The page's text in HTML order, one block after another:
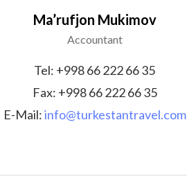
Ma’rufjon Mukimov
Accountant
Tel: +998 66 222 66 35
Fax: +998 66 222 66 35
E-Mail:info@turkestantravel.com